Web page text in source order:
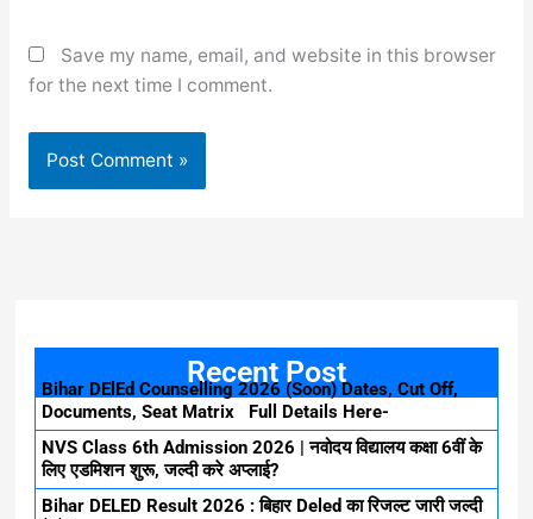
Save my name, email, and website in this browser
for the next time I comment.
Recent Post
Bihar DElEd Counselling 2026 (Soon) Dates, Cut Off,
Documents, Seat Matrix Full Details Here-
NVS Class 6th Admission 2026 | नवोदय विद्यालय कक्षा 6वीं के
लिए एडमिशन शुरू, जल्दी करे अप्लाई?
Bihar DELED Result 2026 : बिहार Deled का रिजल्ट जारी जल्दी